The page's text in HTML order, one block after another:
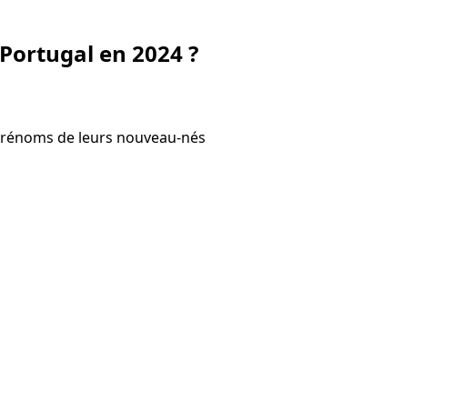
en 2024 ?
de leurs nouveau-nés